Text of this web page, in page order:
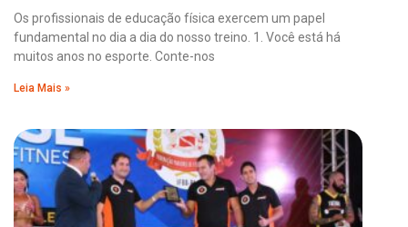
Os profissionais de educação física exercem um papel
fundamental no dia a dia do nosso treino. 1. Você está há
muitos anos no esporte. Conte-nos
Leia Mais »